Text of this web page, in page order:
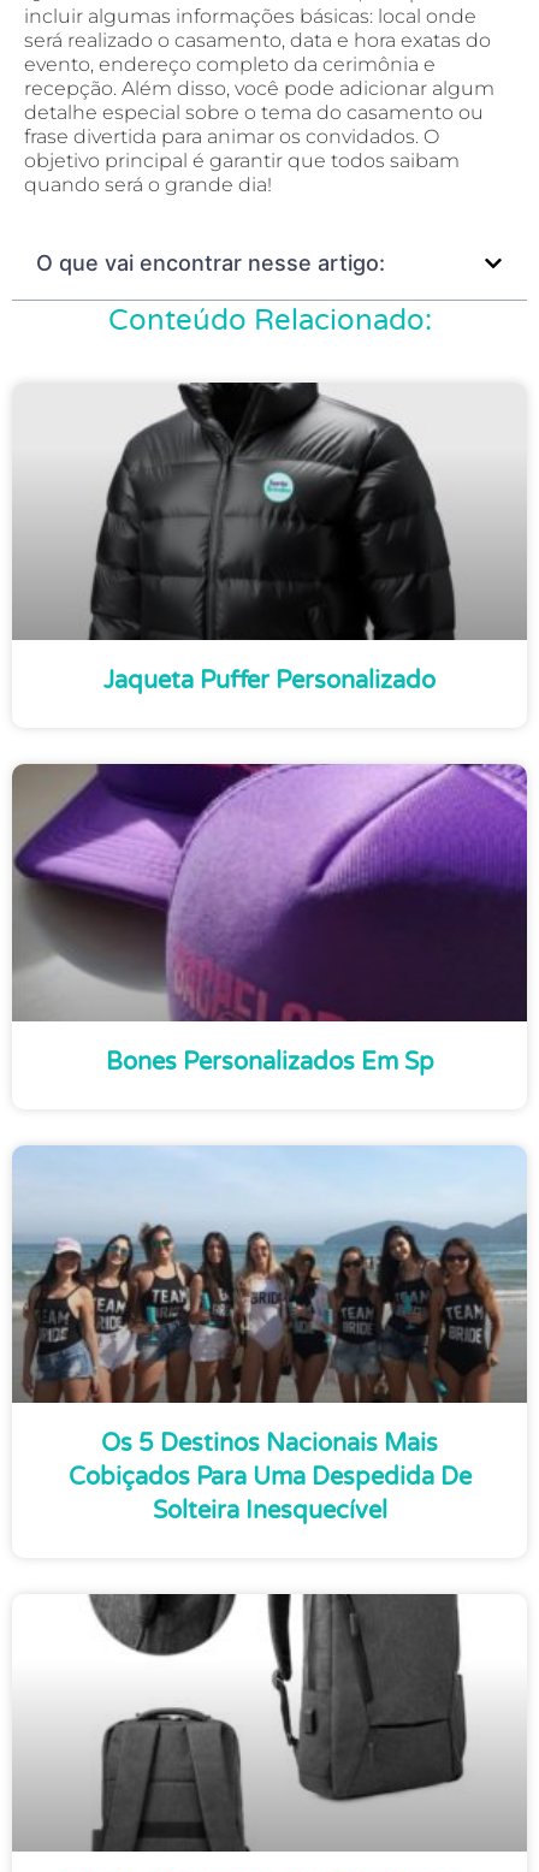
incluir algumas informações básicas: local onde
será realizado o casamento, data e hora exatas do
evento, endereço completo da cerimônia e
recepção. Além disso, você pode adicionar algum
detalhe especial sobre o tema do casamento ou
frase divertida para animar os convidados. O
objetivo principal é garantir que todos saibam
quando será o grande dia!
O que vai encontrar nesse artigo:
Conteúdo Relacionado:
Jaqueta Puffer Personalizado
Bones Personalizados Em Sp
Os 5 Destinos Nacionais Mais
Cobiçados Para Uma Despedida De
Solteira Inesquecível